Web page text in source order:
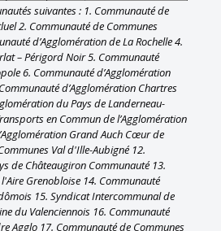
suivantes : 1. Communauté de
2. Communauté de Communes
d’Agglomération de La Rochelle 4.
– Périgord Noir 5. Communauté
6. Communauté d’Agglomération
d’Agglomération Chartres
du Pays de Landerneau-
en Commun de l’Agglomération
Grand Auch Cœur de
Val d'Ille-Aubigné 12.
de Châteaugiron Communauté 13.
Grenobloise 14. Communauté
15. Syndicat Intercommunal de
du Valenciennois 16. Communauté
Agglo 17. Communauté de Communes